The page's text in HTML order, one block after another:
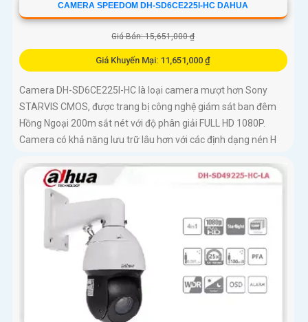
CAMERA SPEEDOM DH-SD6CE225I-HC DAHUA
Giá Bán: 15,651,000 ₫
Giá Khuyến Mại: 11,651,000 ₫
Camera DH-SD6CE225I-HC là loại camera mượt hơn Sony
STARVIS CMOS, được trang bị công nghệ giám sát ban đêm
Hồng Ngoại 200m sắt nét với độ phân giải FULL HD 1080P.
Camera có khả năng lưu trữ lâu hơn với các định dạng nén H